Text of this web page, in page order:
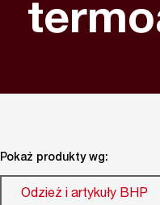
Pokaż produkty wg:
Odzież i artykuły BHP